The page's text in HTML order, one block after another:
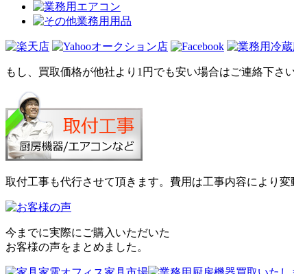
もし、買取価格が他社より1円でも安い場合はご連絡下さい
取付工事も代行させて頂きます。費用は工事内容により変
今までに実際にご購入いただいた
お客様の声をまとめました。